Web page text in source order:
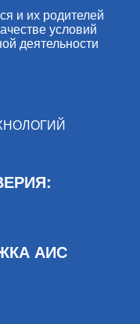
и их родителей
условий
деятельности
АИС